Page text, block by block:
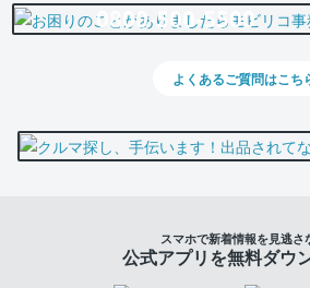
0800-500-5500
よくあるご質問はこち
スマホで新着情報を見逃さ
公式アプリを無料ダウ